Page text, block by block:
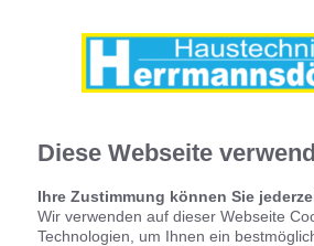
Diese Webseite
Ihre Zustimmung können Sie
Wir verwenden auf dieser Webseite
Technologien, um Ihnen ein